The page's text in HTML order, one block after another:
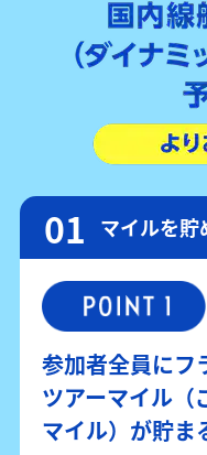
マイルを貯
参加者全員にフ
ツアーマイル（
マイル）が貯ま